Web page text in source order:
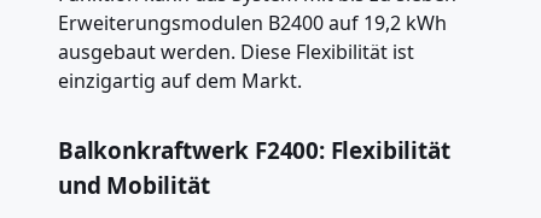
Erweiterungsmodulen B2400 auf 19,2 kWh
ausgebaut werden. Diese Flexibilität ist
einzigartig auf dem Markt.
Balkonkraftwerk F2400: Flexibilität
und Mobilität